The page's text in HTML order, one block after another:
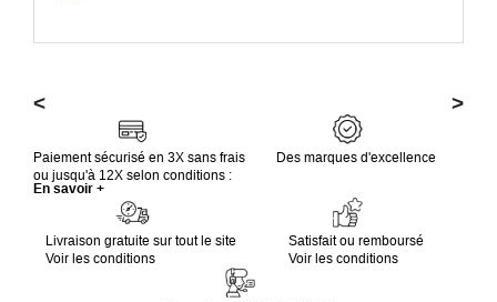
< >
Paiement sécurisé en 3X sans frais
ou jusqu'à 12X selon conditions :
En savoir +
Des marques d'excellence
Livraison gratuite sur tout le site
Voir les conditions
Satisfait ou remboursé
Voir les conditions